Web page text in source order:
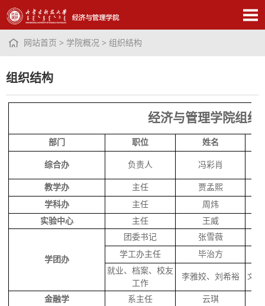
网站首页 > 学院概况 > 组织结构
组织结构
经济与管理学院组织
部门 职位 姓名
综合办 负责人 冯彩肖
教学办 主任
贾孟熙
学科办
主任
周炜
实验中心
主任 王威
学团办
团委书记
张雪薇
学工办主任
毕治方
就业、档案、校友
工作
李雅姣、刘希裕 文华
金融学 系主任
云琪